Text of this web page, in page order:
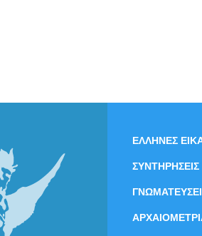
ΕΛΛΗΝΕΣ
ΣΥΝΤΗΡΗΣΕΙΣ